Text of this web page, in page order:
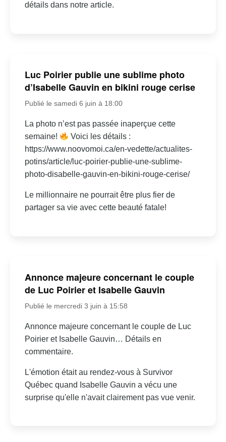
détails dans notre article.
Luc Poirier publie une sublime photo
d’Isabelle Gauvin en bikini rouge cerise
Publié le samedi 6 juin à 18:00
La photo n’est pas passée inaperçue cette
semaine!
Voici les détails :
https://www.noovomoi.ca/en-vedette/actualites-
potins/article/luc-poirier-publie-une-sublime-
photo-disabelle-gauvin-en-bikini-rouge-cerise/
Le millionnaire ne pourrait être plus fier de
partager sa vie avec cette beauté fatale!
Annonce majeure concernant le couple
de Luc Poirier et Isabelle Gauvin
Publié le mercredi 3 juin à 15:58
Annonce majeure concernant le couple de Luc
Poirier et Isabelle Gauvin… Détails en
commentaire.
L'émotion était au rendez-vous à Survivor
Québec quand Isabelle Gauvin a vécu une
surprise qu'elle n'avait clairement pas vue venir.